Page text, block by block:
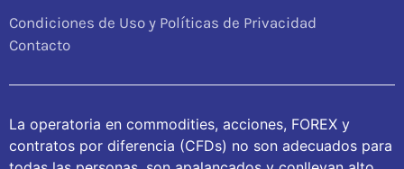
Condiciones de Uso y Políticas de Privacidad
Contacto
La operatoria en commodities, acciones, FOREX y
contratos por diferencia (CFDs) no son adecuados para